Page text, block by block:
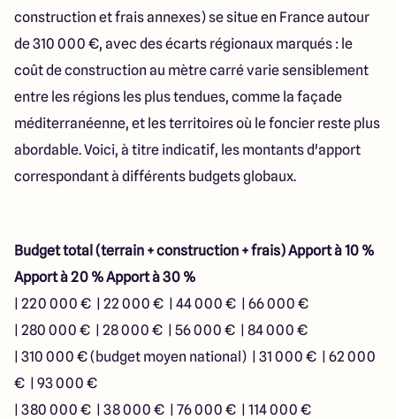
construction et frais annexes) se situe en France autour
de 310 000 €, avec des écarts régionaux marqués : le
coût de construction au mètre carré varie sensiblement
entre les régions les plus tendues, comme la façade
méditerranéenne, et les territoires où le foncier reste plus
abordable. Voici, à titre indicatif, les montants d'apport
correspondant à différents budgets globaux.
Budget total (terrain + construction + frais)Apport à 10 %
Apport à 20 %Apport à 30 %
| 220 000 € | 22 000 € | 44 000 € | 66 000 €
| 280 000 € | 28 000 € | 56 000 € | 84 000 €
| 310 000 € (budget moyen national) | 31 000 € | 62 000
€ | 93 000 €
| 380 000 € | 38 000 € | 76 000 € | 114 000 €